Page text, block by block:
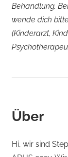
Behandlung.
wende dich
(Kinderarzt,
Über
Hi, wir sind